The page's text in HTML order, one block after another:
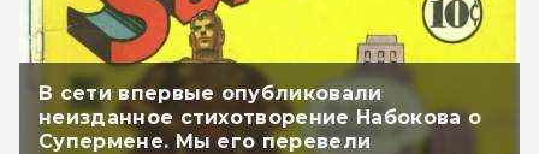
В сети впервые опубликовали
неизданное стихотворение Набокова о
Супермене. Мы его перевели